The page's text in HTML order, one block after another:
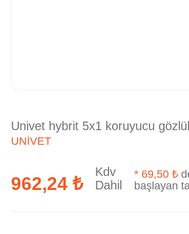
Univet hybrit 5x1 koruyucu
UNIVET
962,24 ₺
Kdv
Dahil
* 69,50 ₺
başlayan